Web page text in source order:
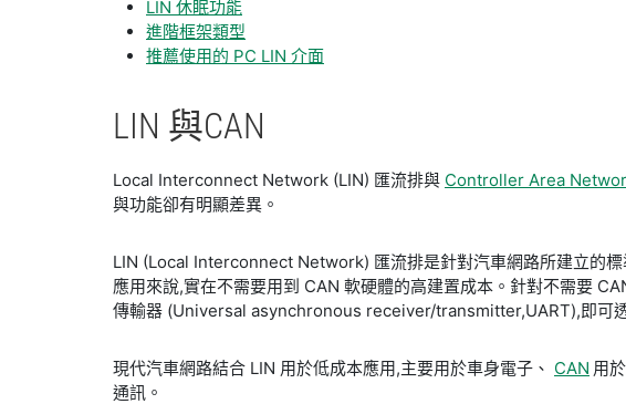
LIN 休眠功能
進階框架類型
推薦使用的 PC LIN 介面
LIN 與CAN
Local Interconnect Network (LIN) 匯流排與 Controller Area
與功能卻有明顯差異。
LIN (Local Interconnect Network) 匯流排是針對汽車網路所建立的
應用來說,實在不需要用到 CAN 軟硬體的高建置成本。針對不需要
傳輸器 (Universal asynchronous receiver/transmitter,UART),即可
現代汽車網路結合 LIN 用於低成本應用,主要用於車身電子、 CAN 用
通訊。